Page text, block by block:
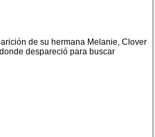
de su hermana Melanie, Clover
despareció para buscar